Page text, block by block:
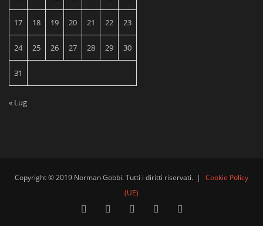
17 18 19 20 21 22 23
24 25 26 27 28 29 30
31
« Lug
Copyright © 2019 Norman Gobbi. Tutti i diritti riservati. |
Cookie Policy
(UE)